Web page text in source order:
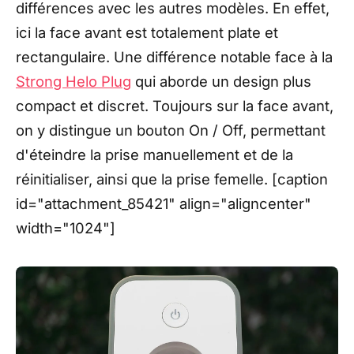
différences avec les autres modèles. En effet,
ici la face avant est totalement plate et
rectangulaire. Une différence notable face à la
Strong Helo Plug qui aborde un design plus
compact et discret. Toujours sur la face avant,
on y distingue un bouton On / Off, permettant
d'éteindre la prise manuellement et de la
réinitialiser, ainsi que la prise femelle. [caption
id="attachment_85421" align="aligncenter"
width="1024"]